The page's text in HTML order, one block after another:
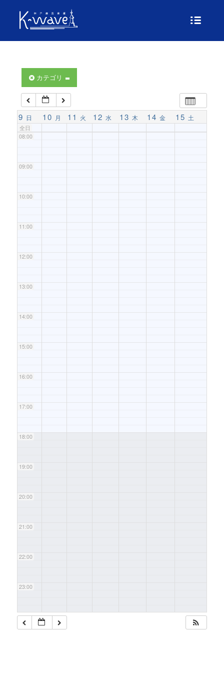
カテゴリ
9 日 10 月 11 火 12 水 13 木 14 金 15 土
全日
04:00
06:00
07:00
08:00
09:00
10:00
11:00
12:00
13:00
14:00
15:00
16:00
17:00
18:00
19:00
20:00
21:00
22:00
23:00